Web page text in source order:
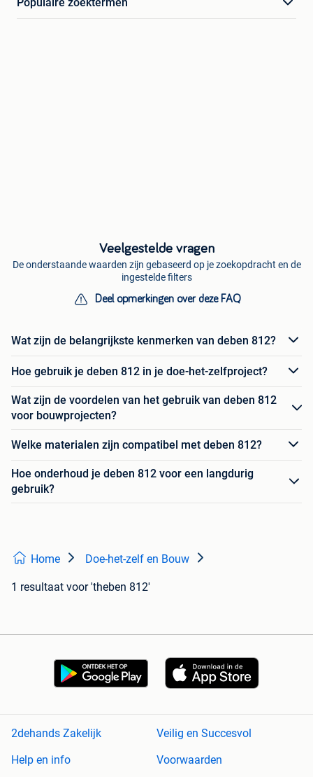
Veelgestelde vragen
De onderstaande waarden zijn gebaseerd op je zoekopdracht en de
ingestelde filters
Deel opmerkingen over deze FAQ
Wat zijn de belangrijkste kenmerken van deben 812?
Hoe gebruik je deben 812 in je doe-het-zelfproject?
Wat zijn de voordelen van het gebruik van deben 812
voor bouwprojecten?
Welke materialen zijn compatibel met deben 812?
Hoe onderhoud je deben 812 voor een langdurig
gebruik?
Home Doe-het-zelf en Bouw
1 resultaat voor 'theben 812'
2dehands Zakelijk
Veilig en Succesvol
Help en info
Voorwaarden